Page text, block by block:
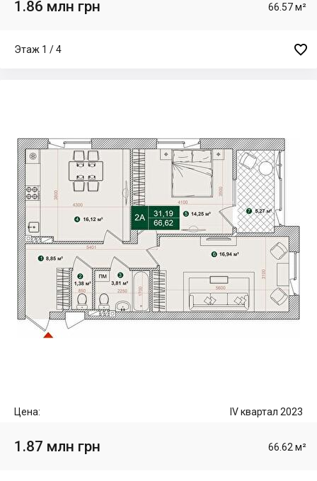
1.86 млн грн 66.57 м²
Этаж 1 / 4 
Цена: IV квартал 2023
1.87 млн грн 66.62 м²